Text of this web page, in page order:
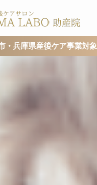
事業対象地域の方は公